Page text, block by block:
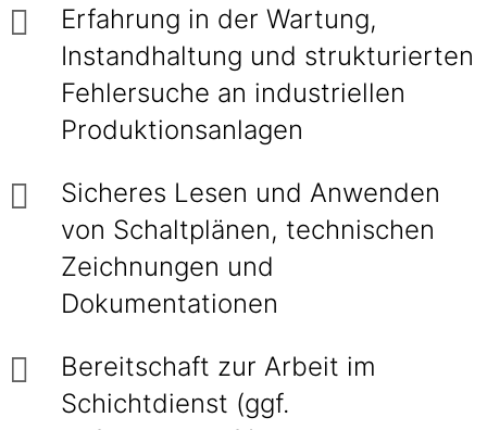
Erfahrung in der Wartung,
Instandhaltung und strukturierten
Fehlersuche an industriellen
Produktionsanlagen
Sicheres Lesen und Anwenden
von Schaltplänen, technischen
Zeichnungen und
Dokumentationen
Bereitschaft zur Arbeit im
Schichtdienst (ggf.